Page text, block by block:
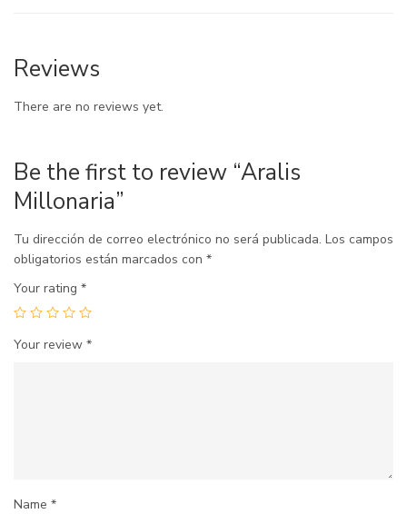
Reviews
There are no reviews yet.
Be the first to review “Aralis
Millonaria”
Tu dirección de correo electrónico no será publicada. Los campos
obligatorios están marcados con *
Your rating *
Your review *
Name *